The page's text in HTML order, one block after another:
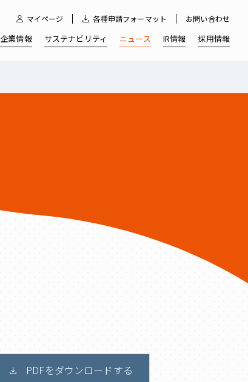
企業情報 サステナビリティ ニュース IR情報 採用情報
マイページ 各種申請フォーマット お問い合わせ
PDFをダウンロードする